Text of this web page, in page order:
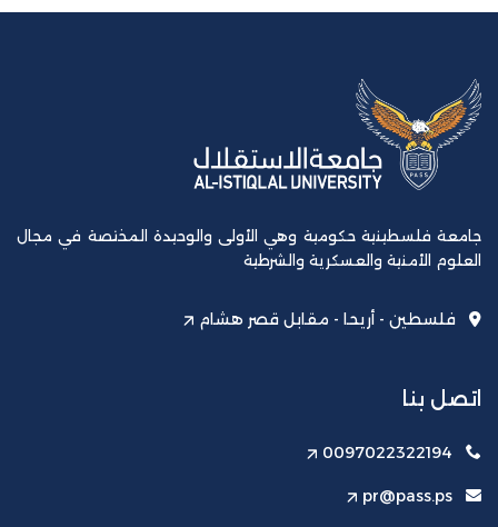
جامعة فلسطينية حكومية وهي الأولى والوحيدة المختصة في مجال
العلوم الأمنية والعسكرية والشرطية
فلسطين - أريحا - مقابل قصر هشام
اتصل بنا
0097022322194
pr@pass.ps